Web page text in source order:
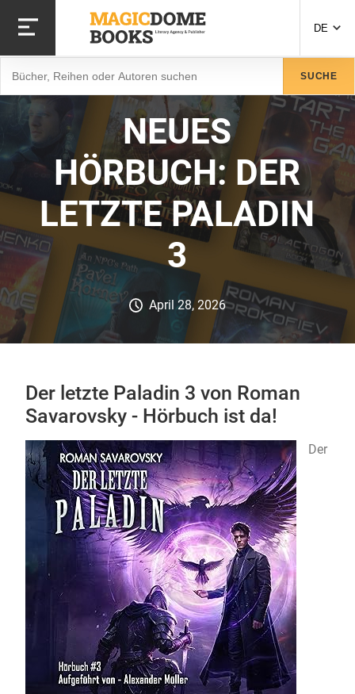
zum
Inhalt
DE
SUCHE
NEUES
HÖRBUCH: DER
LETZTE PALADIN
3
April 28, 2026
Der letzte Paladin 3 von Roman
Savarovsky - Hörbuch ist da!
Der